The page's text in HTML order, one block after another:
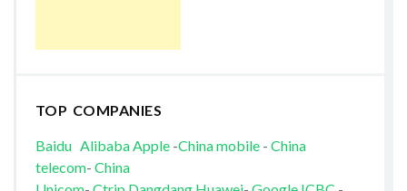
TOP COMPANIES
Baidu AlibabaApple-China mobile- China
telecom- China